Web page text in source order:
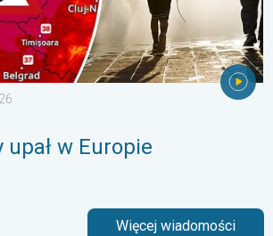
w Europie
Więcej wiadomości